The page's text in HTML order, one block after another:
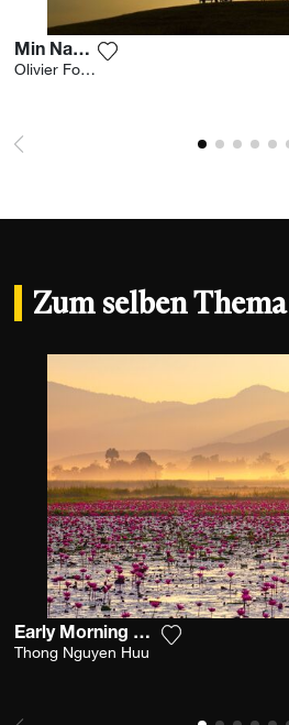
Min Nan Thu
Olivier Follmi
Zum selben Thema
Early Morning On Inle Lake
Thong Nguyen Huu